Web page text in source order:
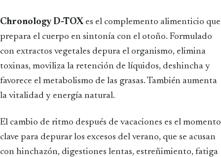
Chronology D-TOXes el complemento alimenticio que
prepara el cuerpo en sintonía con el otoño. Formulado
con extractos vegetales depura el organismo, elimina
toxinas, moviliza la retención de líquidos, deshincha y
favorece el metabolismo de las grasas. También aumenta
la vitalidad y energía natural.
El cambio de ritmo después de vacaciones es el momento
clave para depurar los excesos del verano, que se acusan
con hinchazón, digestiones lentas, estreñimiento, fatiga